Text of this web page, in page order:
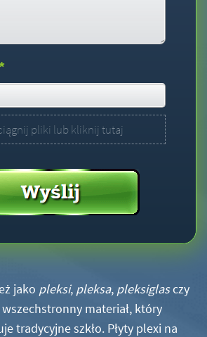
*
pliki lub kliknij tutaj
jako pleksi, pleksa, pleksiglasczy
materiał, który
tradycyjne szkło. Płyty plexi na